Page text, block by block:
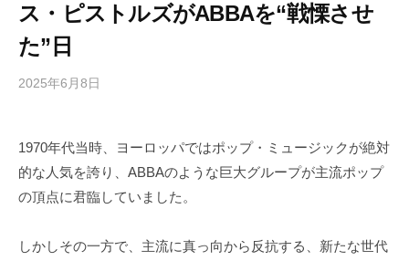
ス・ピストルズがABBAを“戦慄させ
た”日
2025年6月8日
i
g
a
h
の
コ
メ
ト
1970年代当時、ヨーロッパではポップ・ミュージックが絶対
的な人気を誇り、ABBAのような巨大グループが主流ポップ
の頂点に君臨していました。
しかしその一方で、主流に真っ向から反抗する、新たな世代